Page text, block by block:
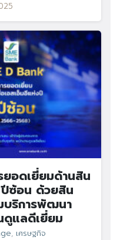
ยอดเยี่ยมด้านสิน
ปีซ้อน ด้วยสิน
บริการพัฒนา
ดูแลดีเยี่ยม
, เศรษฐกิจ